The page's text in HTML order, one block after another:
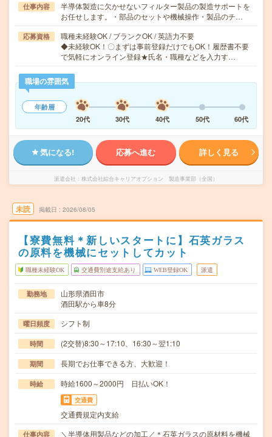
仕事内容
半導体製造に欠かせないフィルター製品の製造サポートを
お任せします。・部品のセットや機械操作・製品のチ…
応募資格
職種未経験OK / ブランクOK / 英語力不要
◆未経験OK！〇まずは事前登録だけでもOK！履歴書不要
で気軽にオンライン登録★氏名・職種などを入力す…
職場の雰囲気
年齢層
20代
30代 40代 50代 60代
気になる! 応募へ進む 詳しく見る
派遣会社 株式会社綜合キャリアオプション 製造事業部（全国）
未読 掲載日 2026/08/05
【寮費無料＊新しいスタートに】石英ガラス
の原料を機械にセットしてカット
職種未経験OK 交通費別途支給あり WEB登録OK 派遣
勤務地
山形県酒田市
酒田駅から車8分
曜日頻度 シフト制
時間 (2交替)8:30～17:10、16:30～翌1:10
期間 長期でお仕事できる方、大歓迎！
時給 時給1600～2000円 日払いOK！
交通費
交通費規定内支給
仕事内容 ＼半導体用製品などの加工／＊石英ガラスの原材料を機械